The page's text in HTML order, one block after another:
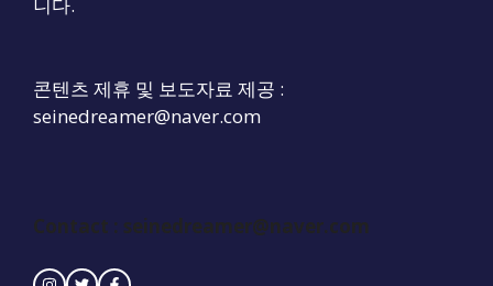
니다.
콘텐츠 제휴 및 보도자료 제공 :
seinedreamer@naver.com
Contact : seinedreamer@naver.com